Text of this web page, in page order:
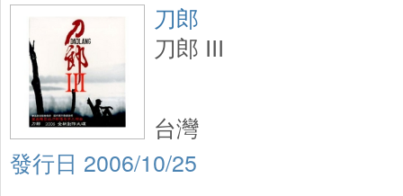
刀郎
刀郎 III
2006/10/25
台灣